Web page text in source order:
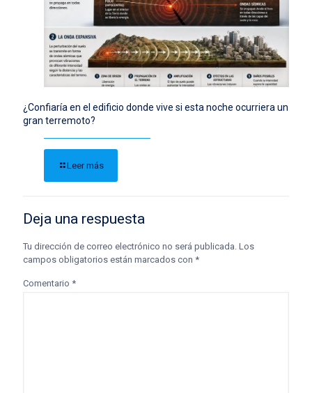
¿Confiaría en el edificio donde vive si esta noche ocurriera un
gran terremoto?
Leer más
Deja una respuesta
Tu dirección de correo electrónico no será publicada. Los
campos obligatorios están marcados con *
Comentario *